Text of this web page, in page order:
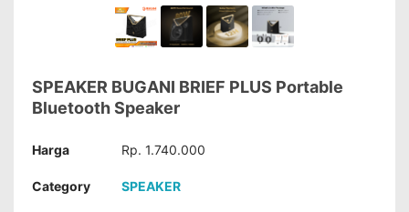
SPEAKER BUGANI BRIEF PLUS Portable
Bluetooth Speaker
Harga Rp. 1.740.000
Category SPEAKER